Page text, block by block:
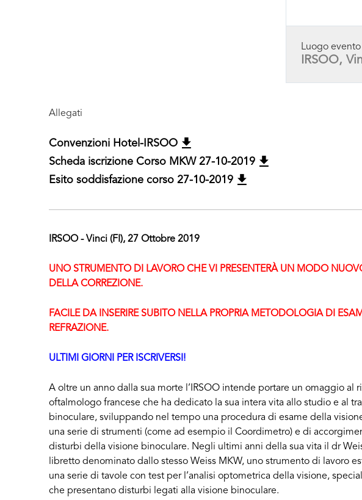
Luogo evento
IRSOO,
Allegati
Convenzioni Hotel-IRSOO
Scheda iscrizione Corso MKW 27-10-2019
Esito soddisfazione corso 27-10-2019
IRSOO - Vinci (FI), 27 Ottobre 2019
UNO STRUMENTO DI LAVORO CHE VI PRESENTERÀ UN MODO
DELLA CORREZIONE.
FACILE DA INSERIRE SUBITO NELLA PROPRIA METODOLOGIA DI
REFRAZIONE.
ULTIMI GIORNI PER ISCRIVERSI!
A oltre un anno dalla sua morte l’IRSOO intende portare un omaggio al
oftalmologo francese che ha dedicato la sua intera vita allo studio e al
binoculare, sviluppando nel tempo una procedura di esame della
una serie di strumenti (come ad esempio il Coordimetro) e di
disturbi della visione binoculare. Negli ultimi anni della sua vita il dr
libretto denominato dallo stesso Weiss MKW, uno strumento di lavoro
una serie di tavole con test per l’analisi optometrica della visione,
che presentano disturbi legati alla visione binoculare.